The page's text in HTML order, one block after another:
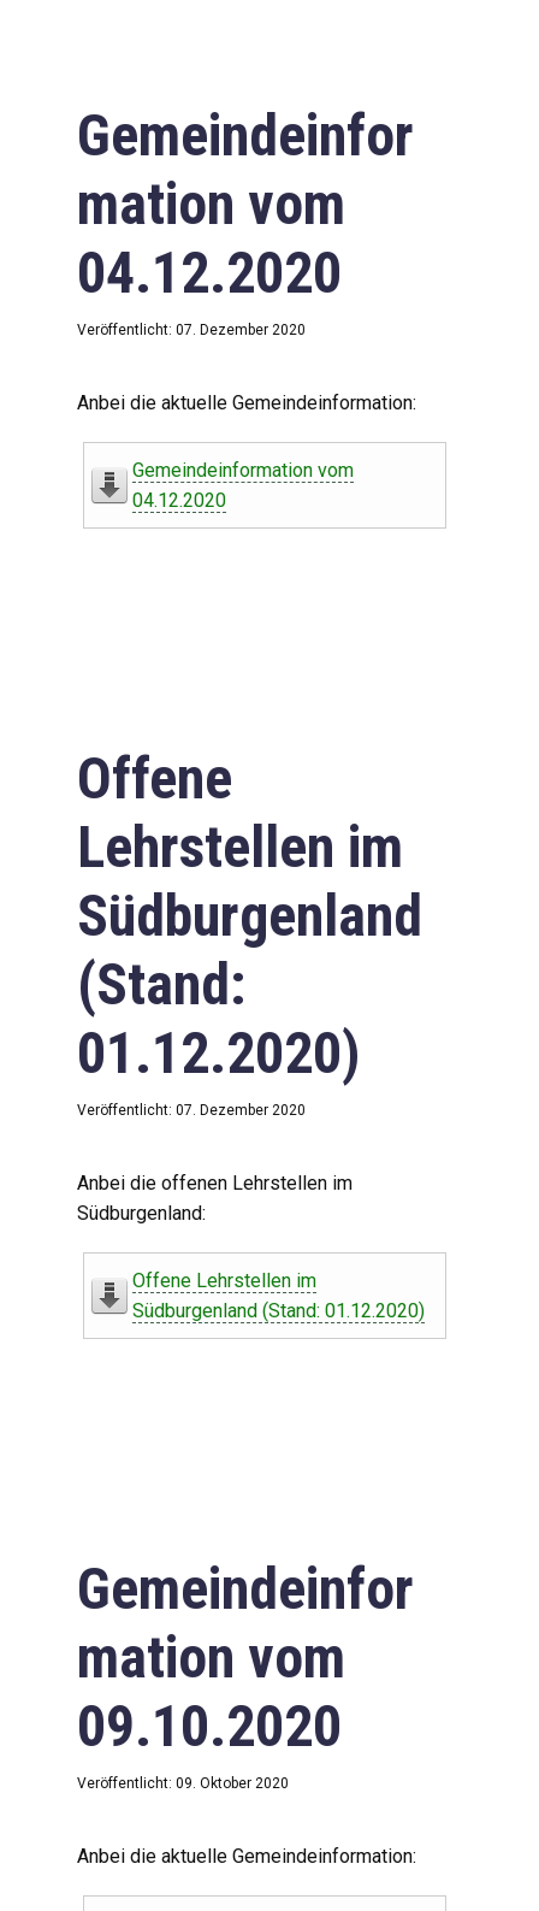
Gemeindeinfor
mation vom
04.12.2020
Veröffentlicht: 07. Dezember 2020
Anbei die aktuelle Gemeindeinformation:
Gemeindeinformation vom
04.12.2020
Offene
Lehrstellen im
Südburgenland
(Stand:
01.12.2020)
Veröffentlicht: 07. Dezember 2020
Anbei die offenen Lehrstellen im
Südburgenland:
Offene Lehrstellen im
Südburgenland (Stand: 01.12.2020)
Gemeindeinfor
mation vom
09.10.2020
Veröffentlicht: 09. Oktober 2020
Anbei die aktuelle Gemeindeinformation: